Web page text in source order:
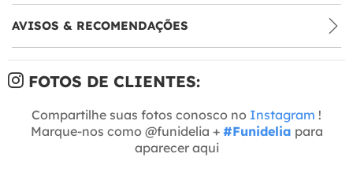
AVISOS & RECOMENDAÇÕES
FOTOS DE CLIENTES:
Compartilhe suas fotos conosco no Instagram !
Marque-nos como @funidelia + #Funidelia para
aparecer aqui